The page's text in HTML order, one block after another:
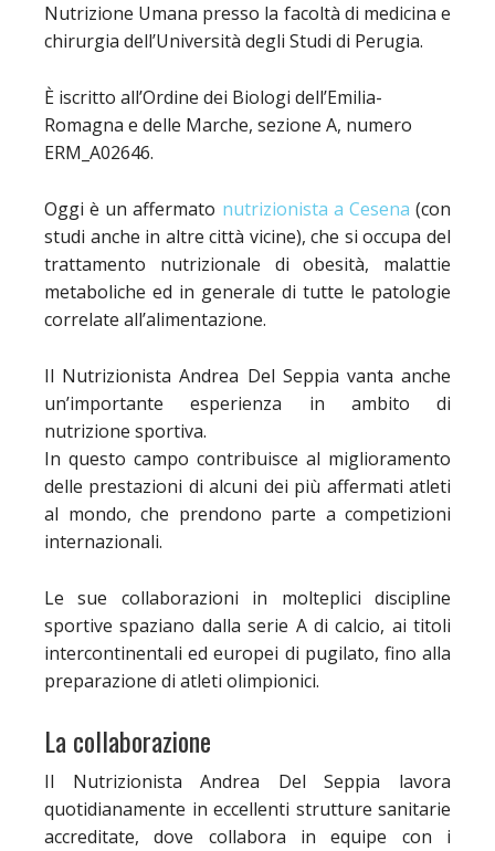
Nutrizione Umana presso la facoltà di medicina e
chirurgia dell’Università degli Studi di Perugia.
È iscritto all’Ordine dei Biologi dell’Emilia-
Romagna e delle Marche, sezione A, numero
ERM_A02646.
Oggi è un affermato nutrizionista a Cesena (con
studi anche in altre città vicine), che si occupa del
trattamento nutrizionale di obesità, malattie
metaboliche ed in generale di tutte le patologie
correlate all’alimentazione.
Il Nutrizionista Andrea Del Seppia vanta anche
un’importante esperienza in ambito di
nutrizione sportiva.
In questo campo contribuisce al miglioramento
delle prestazioni di alcuni dei più affermati atleti
al mondo, che prendono parte a competizioni
internazionali.
Le sue collaborazioni in molteplici discipline
sportive spaziano dalla serie A di calcio, ai titoli
intercontinentali ed europei di pugilato, fino alla
preparazione di atleti olimpionici.
La collaborazione
Il Nutrizionista Andrea Del Seppia lavora
quotidianamente in eccellenti strutture sanitarie
accreditate, dove collabora in equipe con i